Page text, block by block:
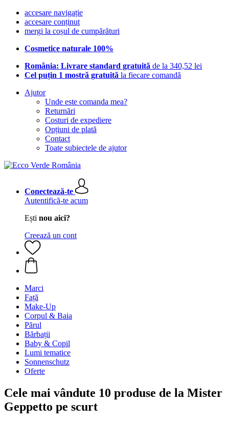
accesare navigație
accesare conținut
mergi la coșul de cumpărături
Cosmetice naturale 100%
România: Livrare standard gratuită de la 340,52 lei
Cel puțin 1 mostră gratuită la fiecare comandă
Ajutor
Unde este comanda mea?
Returnări
Costuri de expediere
Opțiuni de plată
Contact
Toate subiectele de ajutor
Conectează-te
Autentifică-te acum
Ești nou aici?
Creează un cont
Marci
Față
Make-Up
Corpul & Baia
Părul
Bărbații
Baby & Copil
Lumi tematice
Sonnenschutz
Oferte
Cele mai vândute 10 produse de la Mister
Geppetto pe scurt